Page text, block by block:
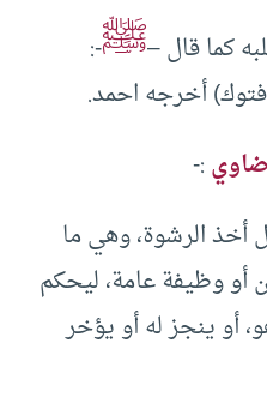
كما قال –ﷺ-:
أخرجه احمد.
:-
أخذ الرشوة، وهي ما
وظيفة عامة، ليحكم
أو ينجز له أو يؤخر